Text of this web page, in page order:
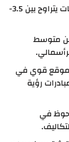
: يقدم البنك عائد توزيعات يتراوح بين 3.5-
متوسط
قوي في
رؤية
في